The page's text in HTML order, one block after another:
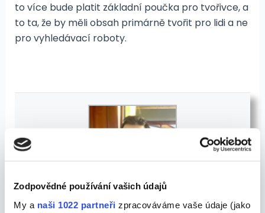
Zodpovědné používání vašich údajů
My a naši 1022 partneři zpracováváme vaše údaje (jako
to více bude platit základní poučka pro tvořivce, a
to ta, že by měli obsah primárně tvořit pro lidi a ne
pro vyhledávací roboty.